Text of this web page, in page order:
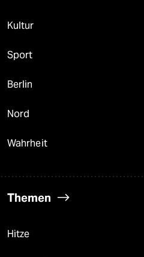
Kultur
Sport
Berlin
Nord
Wahrheit
Themen
Hitze